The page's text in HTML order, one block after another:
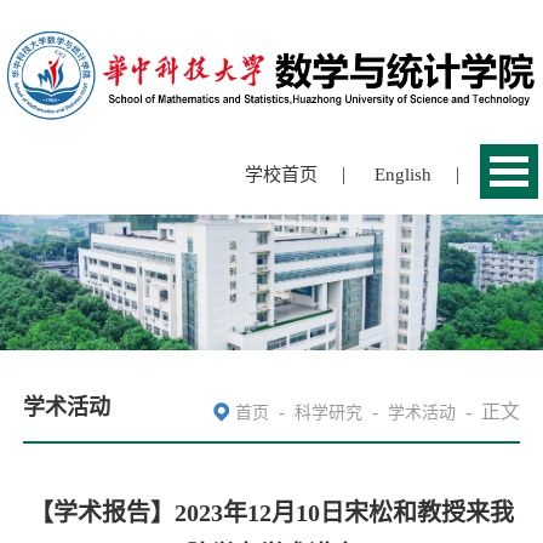
学校首页 | English |
学术活动 首页 - 科学研究 - 学术活动 - 正文
【学术报告】2023年12月10日宋松和教授来我